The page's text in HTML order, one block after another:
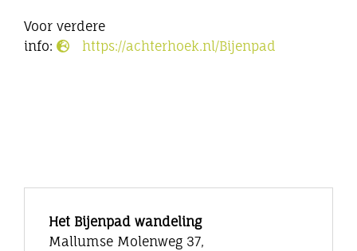
Voor verdere
info:
https://achterhoek.nl/Bijenpad
Het Bijenpad wandeling
Mallumse Molenweg 37,